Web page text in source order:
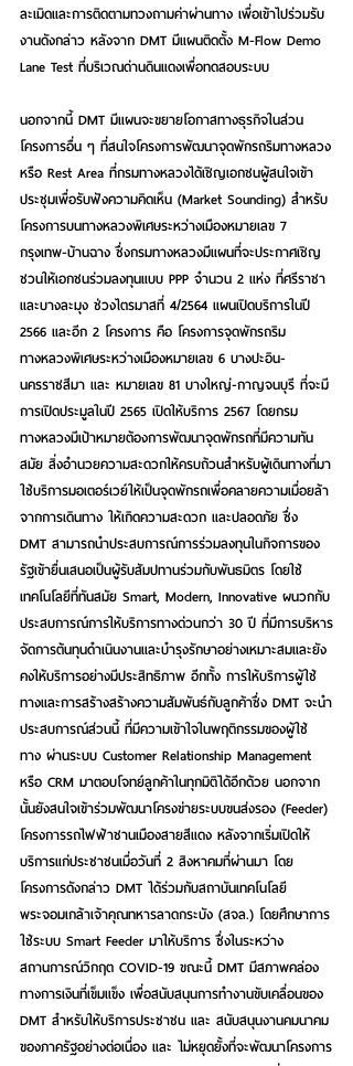
ละเมิดและการติดตามทวงถามค่าผ่านทาง เพื่อเข้าไปร่วมรับ
งานดังกล่าว หลังจาก DMT มีแผนติดตั้ง M-Flow Demo
Lane Test ที่บริเวณด่านดินแดงเพื่อทดสอบระบบ
นอกจากนี้ DMT มีแผนจะขยายโอกาสทางธุรกิจในส่วน
โครงการอื่น ๆ ที่สนใจโครงการพัฒนาจุดพักรถริมทางหลวง
หรือ Rest Area ที่กรมทางหลวงได้เชิญเอกชนผู้สนใจเข้า
ประชุมเพื่อรับฟังความคิดเห็น (Market Sounding) สำหรับ
โครงการบนทางหลวงพิเศษระหว่างเมืองหมายเลข 7
กรุงเทพ-บ้านฉาง ซึ่งกรมทางหลวงมีแผนที่จะประกาศเชิญ
ชวนให้เอกชนร่วมลงทุนแบบ PPP จำนวน 2 แห่ง ที่ศรีราชา
และบางละมุง ช่วงไตรมาสที่ 4/2564 แผนเปิดบริการในปี
2566 และอีก 2 โครงการ คือ โครงการจุดพักรถริม
ทางหลวงพิเศษระหว่างเมืองหมายเลข 6 บางปะอิน-
นครราชสีมา และ หมายเลข 81 บางใหญ่-กาญจนบุรี ที่จะมี
การเปิดประมูลในปี 2565 เปิดให้บริการ 2567 โดยกรม
ทางหลวงมีเป้าหมายต้องการพัฒนาจุดพักรถที่มีความทัน
สมัย สิ่งอำนวยความสะดวกให้ครบถ้วนสำหรับผู้เดินทางที่มา
ใช้บริการมอเตอร์เวย์ให้เป็นจุดพักรถเพื่อคลายความเมื่อยล้า
จากการเดินทาง ให้เกิดความสะดวก และปลอดภัย ซึ่ง
DMT สามารถนำประสบการณ์การร่วมลงทุนในกิจการของ
รัฐเข้ายื่นเสนอเป็นผู้รับสัมปทานร่วมกับพันธมิตร โดยใช้
เทคโนโลยีที่ทันสมัย Smart, Modern, Innovative ผนวกกับ
ประสบการณ์การให้บริการทางด่วนกว่า 30 ปี ที่มีการบริหาร
จัดการต้นทุนดำเนินงานและบำรุงรักษาอย่างเหมาะสมและยัง
คงให้บริการอย่างมีประสิทธิภาพ อีกทั้ง การให้บริการผู้ใช้
ทางและการสร้างสร้างความสัมพันธ์กับลูกค้าซึ่ง DMT จะนำ
ประสบการณ์ส่วนนี้ ที่มีความเข้าใจในพฤติกรรมของผู้ใช้
ทาง ผ่านระบบ Customer Relationship Management
หรือ CRM มาตอบโจทย์ลูกค้าในทุกมิติได้อีกด้วย นอกจาก
นั้นยังสนใจเข้าร่วมพัฒนาโครงข่ายระบบขนส่งรอง (Feeder)
โครงการรถไฟฟ้าชานเมืองสายสีแดง หลังจากเริ่มเปิดให้
บริการแก่ประชาชนเมื่อวันที่ 2 สิงหาคมที่ผ่านมา โดย
โครงการดังกล่าว DMT ได้ร่วมกับสถาบันเทคโนโลยี
พระจอมเกล้าเจ้าคุณทหารลาดกระบัง (สจล.) โดยศึกษาการ
ใช้ระบบ Smart Feeder มาให้บริการ ซึ่งในระหว่าง
สถานการณ์วิกฤต COVID-19 ขณะนี้ DMT มีสภาพคล่อง
ทางการเงินที่เข็มแข็ง เพื่อสนับสนุนการทำงานขับเคลื่อนของ
DMT สำหรับให้บริการประชาชน และ สนับสนุนงานคมนาคม
ของภาครัฐอย่างต่อเนื่อง และ ไม่หยุดยั้งที่จะพัฒนาโครงการ